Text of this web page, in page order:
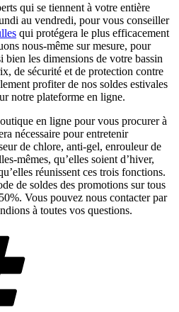
qui se tiennent à votre entière
au vendredi, pour vous conseiller
qui protégera le plus efficacement
nous-même sur mesure, pour
bien les dimensions de votre bassin
de sécurité et de protection contre
profiter de nos soldes estivales
notre plateforme en ligne.
en ligne pour vous procurer à
nécessaire pour entretenir
de chlore, anti-gel, enrouleur de
mêmes, qu’elles soient d’hiver,
réunissent ces trois fonctions.
de soldes des promotions sur tous
Vous pouvez nous contacter par
à toutes vos questions.